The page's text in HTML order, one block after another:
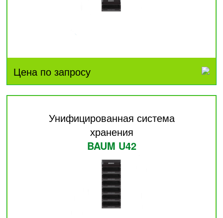
Цена по запросу
Унифицированная система
хранения
BAUM U42